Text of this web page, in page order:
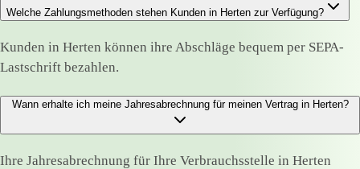
Welche Zahlungsmethoden stehen Kunden in Herten zur Verfügung?
Kunden in Herten können ihre Abschläge bequem per SEPA-
Lastschrift bezahlen.
Wann erhalte ich meine Jahresabrechnung für meinen Vertrag in Herten?
Ihre Jahresabrechnung für Ihre Verbrauchsstelle in Herten